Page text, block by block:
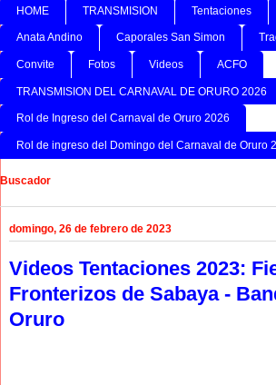
HOME TRANSMISION Tentaciones
Anata Andino Caporales San Simon
Convite Fotos Videos ACFO
TRANSMISION DEL CARNAVAL DE ORURO 2026
Rol de Ingreso del Carnaval de Oruro 2026
Rol de ingreso del Domingo del Carnaval de Oruro
Buscador
domingo, 26 de febrero de 2023
Videos Tentaciones 2023:
Fronterizos de Sabaya -
Oruro